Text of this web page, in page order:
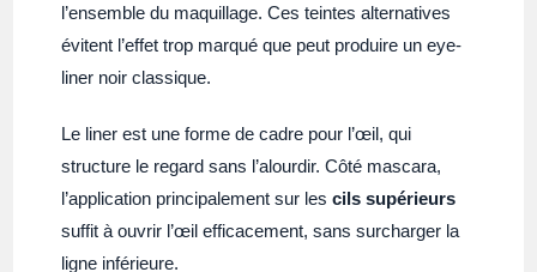
l’ensemble du maquillage. Ces teintes alternatives
évitent l’effet trop marqué que peut produire un eye-
liner noir classique.
Le liner est une forme de cadre pour l’œil, qui
structure le regard sans l’alourdir. Côté mascara,
l’application principalement sur lescils supérieurs
suffit à ouvrir l’œil efficacement, sans surcharger la
ligne inférieure.